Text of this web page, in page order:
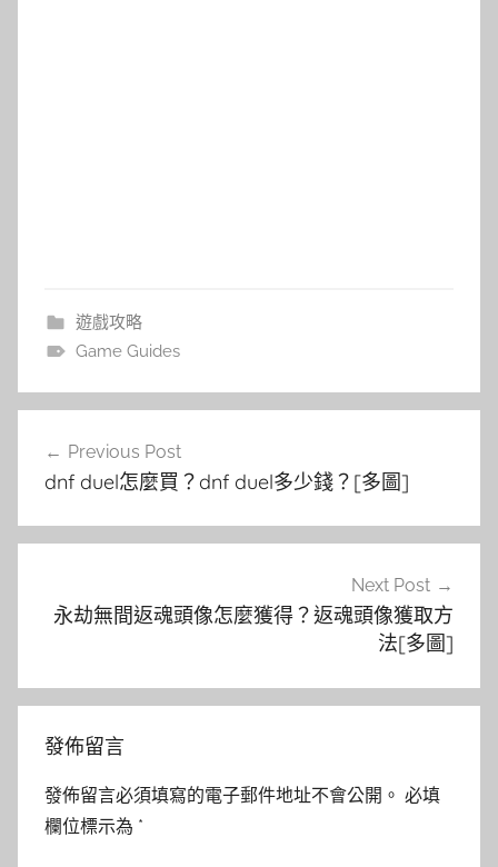
遊戲攻略
Game Guides
覽
Previous Post
dnf duel怎麼買？dnf duel多少錢？[多圖]
Next Post
永劫無間返魂頭像怎麼獲得？返魂頭像獲取方
法[多圖]
發佈留言
發佈留言必須填寫的電子郵件地址不會公開。 必填
欄位標示為 *